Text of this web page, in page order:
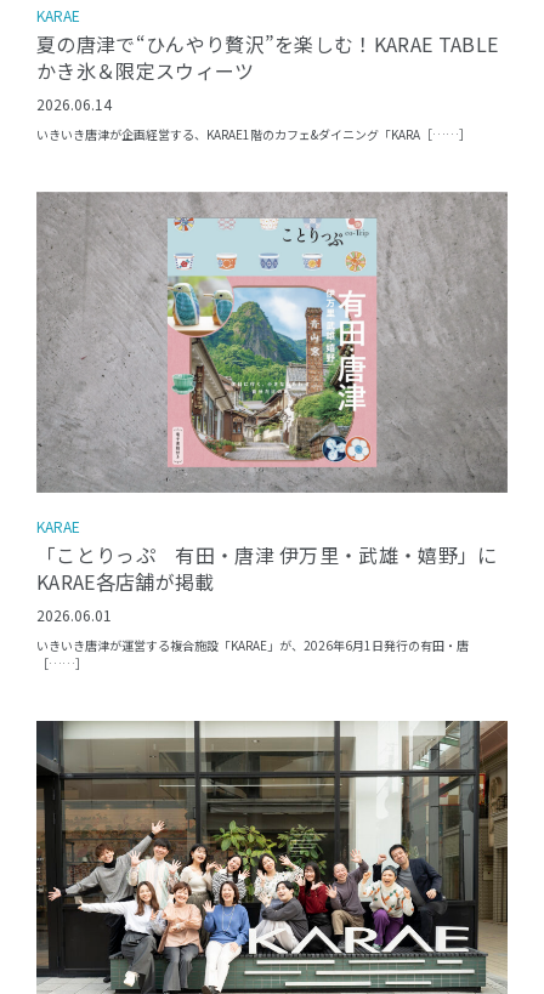
KARAE
夏の唐津で“ひんやり贅沢”を楽しむ！KARAE TABLE
かき氷＆限定スウィーツ
2026.06.14
いきいき唐津が企画経営する、KARAE1階のカフェ&ダイニング「KARA［……］
KARAE
「ことりっぷ 有田・唐津 伊万里・武雄・嬉野」に
KARAE各店舗が掲載
2026.06.01
いきいき唐津が運営する複合施設「KARAE」が、2026年6月1日発行の有田・唐
［……］